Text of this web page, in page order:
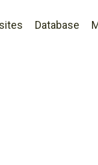
Database